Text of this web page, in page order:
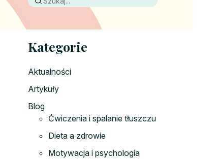
Kategorie
Aktualności
Artykuły
Blog
Ćwiczenia i spalanie tłuszczu
Dieta a zdrowie
Motywacja i psychologia